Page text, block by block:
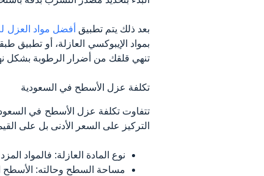
بعد ذلك يتم تطبيق أفضل مواد العزل
بمواد الإيبوكسي العازلة، أو تطبيق
تنهي قلقك من أضرار الرطوبة بشكل
تكلفة عزل الأسطح في السعودية
تتفاوت تكلفة عزل الأسطح في
التركيز على السعر الأدنى بل على
نوع المادة العازلة: فالمواد
مساحة السطح وحالته: الأسطح